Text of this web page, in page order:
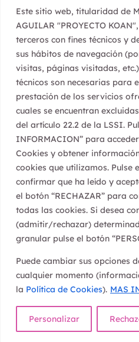
Este sitio web, titularidad de
AGUILAR "PROYECTO
terceros con fines técnicos y
sus hábitos de navegación
visitas, páginas visitadas,
técnicos son necesarias para
prestación de los servicios
cuales se encuentran
del artículo 22.2 de la LSSI.
INFORMACION” para
Cookies y obtener
cookies que utilizamos. Pulse
confirmar que ha leído y
el botón “RECHAZAR” para
todas las cookies. Si desea
(admitir/rechazar)
granular pulse el botón
Puede cambiar sus opciones
cualquier momento
la Política de Cookies). MAS
Personalizar
IMPORTANTE
Leer artículo
Proyecto Koan © Copyright |
Privacidad
Política de
Diseñada por
Waricreative |